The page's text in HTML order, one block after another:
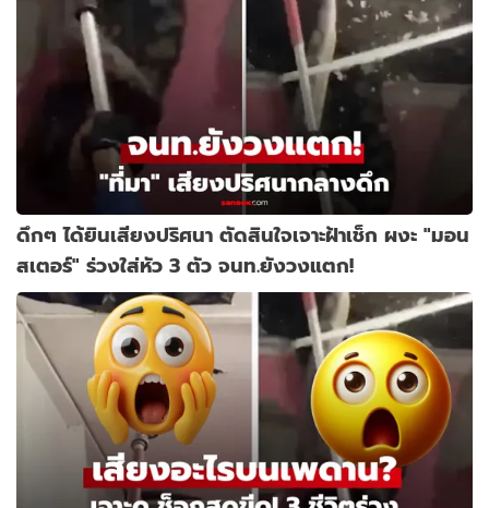
ดึกๆ ได้ยินเสียงปริศนา ตัดสินใจเจาะฝ้าเช็ก ผงะ "มอน
สเตอร์" ร่วงใส่หัว 3 ตัว จนท.ยังวงแตก!